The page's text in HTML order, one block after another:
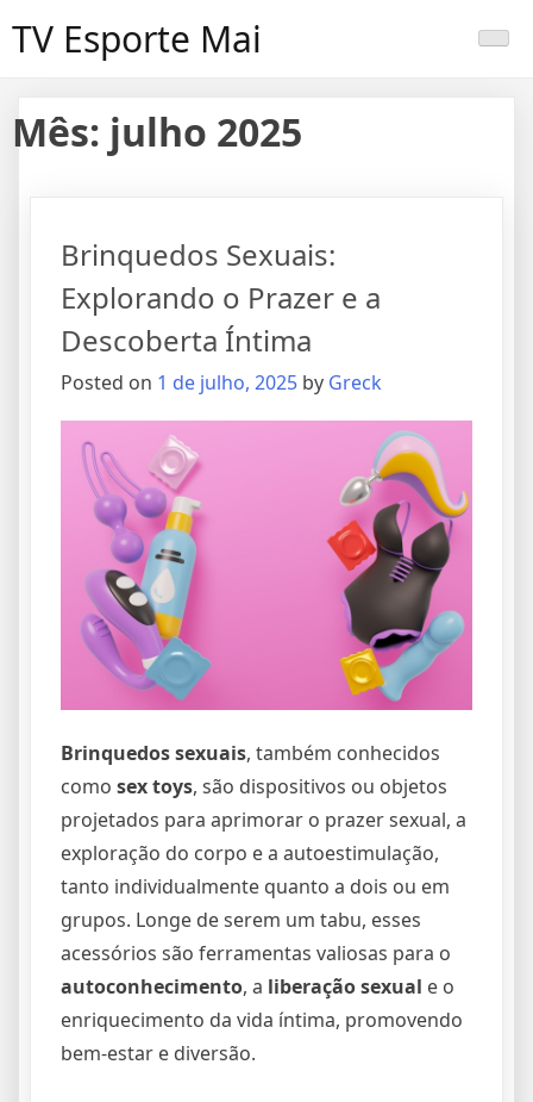
TV Esporte Mai
Mês: julho 2025
Brinquedos Sexuais:
Explorando o Prazer e a
Descoberta Íntima
Posted on 1 de julho, 2025 by Greck
Brinquedos sexuais, também conhecidos
como sex toys, são dispositivos ou objetos
projetados para aprimorar o prazer sexual, a
exploração do corpo e a autoestimulação,
tanto individualmente quanto a dois ou em
grupos. Longe de serem um tabu, esses
acessórios são ferramentas valiosas para o
autoconhecimento, a liberação sexual e o
enriquecimento da vida íntima, promovendo
bem-estar e diversão.